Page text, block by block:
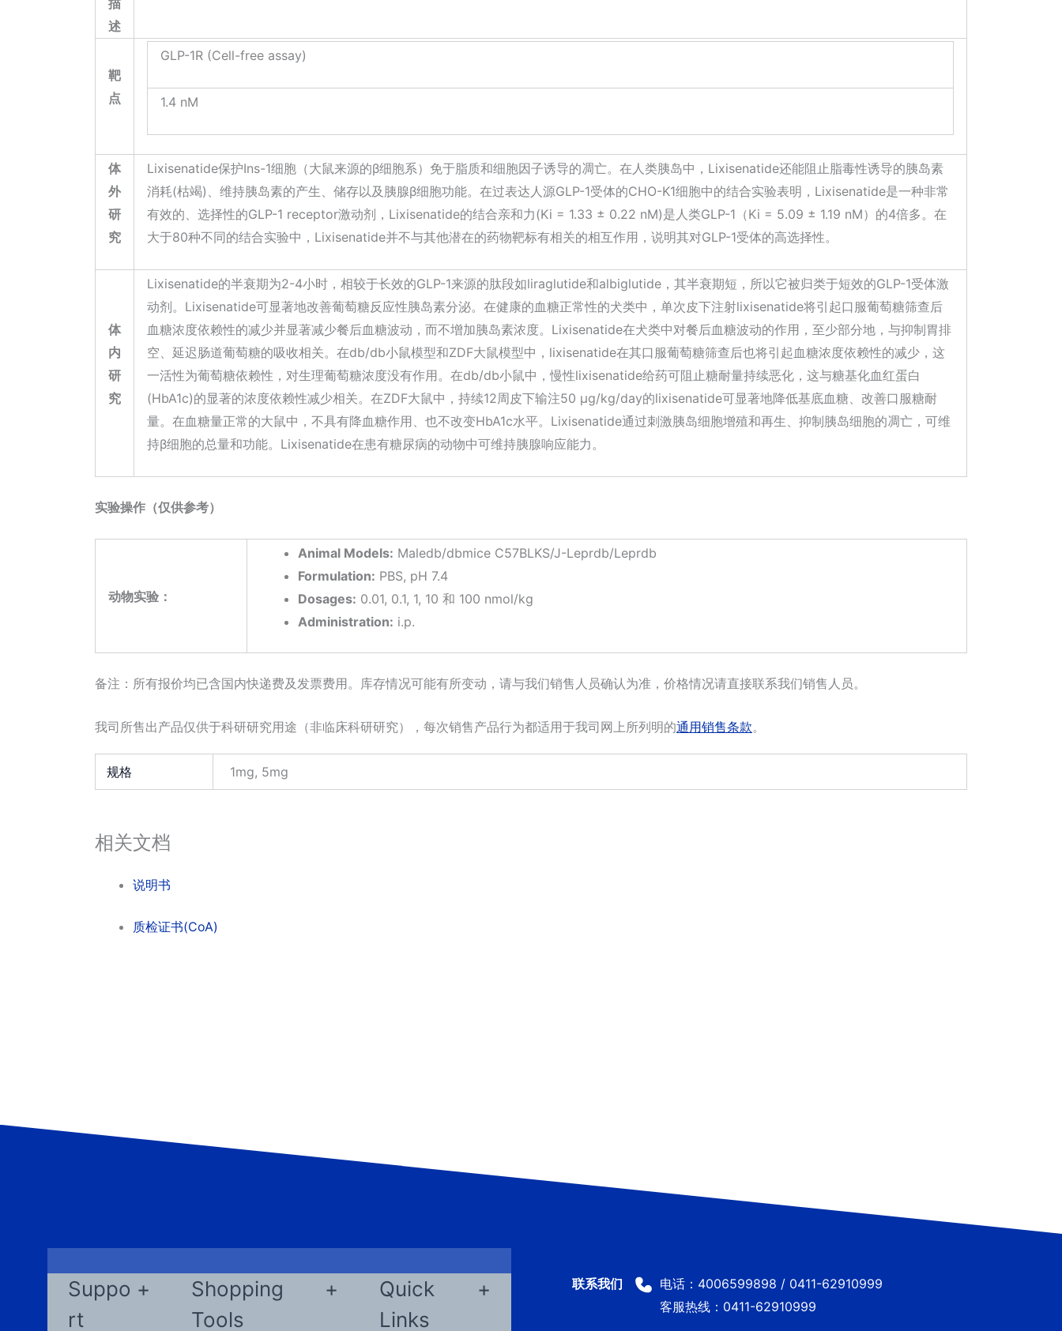
述
靶
点
GLP-1R (Cell-free assay)
1.4 nM
体
外
研
究
Lixisenatide保护Ins-1细胞（大鼠来源的β细胞系）免于脂质和细胞因子诱导的凋亡。在人类胰岛中，Lixisenatide还能阻止脂毒性诱导的胰岛素
消耗(枯竭)、维持胰岛素的产生、储存以及胰腺β细胞功能。在过表达人源GLP-1受体的CHO-K1细胞中的结合实验表明，Lixisenatide是一种非常
有效的、选择性的GLP-1 receptor激动剂，Lixisenatide的结合亲和力(Ki = 1.33 ± 0.22 nM)是人类GLP-1（Ki = 5.09 ± 1.19 nM）的4倍多。在
大于80种不同的结合实验中，Lixisenatide并不与其他潜在的药物靶标有相关的相互作用，说明其对GLP-1受体的高选择性。
体
内
研
究
Lixisenatide的半衰期为2-4小时，相较于长效的GLP-1来源的肽段如liraglutide和albiglutide，其半衰期短，所以它被归类于短效的GLP-1受体激
动剂。Lixisenatide可显著地改善葡萄糖反应性胰岛素分泌。在健康的血糖正常性的犬类中，单次皮下注射lixisenatide将引起口服葡萄糖筛查后
血糖浓度依赖性的减少并显著减少餐后血糖波动，而不增加胰岛素浓度。Lixisenatide在犬类中对餐后血糖波动的作用，至少部分地，与抑制胃排
空、延迟肠道葡萄糖的吸收相关。在db/db小鼠模型和ZDF大鼠模型中，lixisenatide在其口服葡萄糖筛查后也将引起血糖浓度依赖性的减少，这
一活性为葡萄糖依赖性，对生理葡萄糖浓度没有作用。在db/db小鼠中，慢性lixisenatide给药可阻止糖耐量持续恶化，这与糖基化血红蛋白
(HbA1c)的显著的浓度依赖性减少相关。在ZDF大鼠中，持续12周皮下输注50 μg/kg/day的lixisenatide可显著地降低基底血糖、改善口服糖耐
量。在血糖量正常的大鼠中，不具有降血糖作用、也不改变HbA1c水平。Lixisenatide通过刺激胰岛细胞增殖和再生、抑制胰岛细胞的凋亡，可维
持β细胞的总量和功能。Lixisenatide在患有糖尿病的动物中可维持胰腺响应能力。
实验操作（仅供参考）
动物实验：
Animal Models: Maledb/dbmice C57BLKS/J-Leprdb/Leprdb
Formulation: PBS, pH 7.4
Dosages: 0.01, 0.1, 1, 10 和 100 nmol/kg
Administration: i.p.
备注：所有报价均已含国内快递费及发票费用。库存情况可能有所变动，请与我们销售人员确认为准，价格情况请直接联系我们销售人员。
我司所售出产品仅供于科研研究用途（非临床科研研究），每次销售产品行为都适用于我司网上所列明的通用销售条款。
规格 1mg, 5mg
相关文档
说明书
质检证书(CoA)
Suppo
rt
Shopping
Tools
Quick
Links
电话：4006599898 / 0411-62910999
客服热线：0411-62910999